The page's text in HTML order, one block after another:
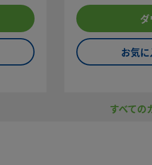
ためのアドバイスも提供
お気
すべての